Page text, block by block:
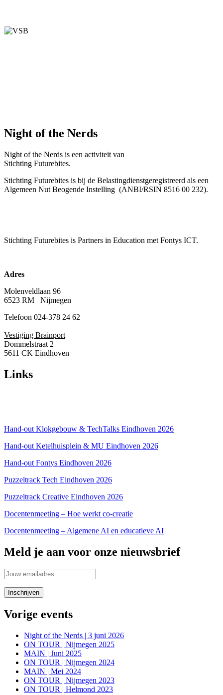
Night of the Nerds
Night of the Nerds is een activiteit van
Stichting Futurebites.
Stichting Futurebites is bij de Belastingdienstgeregistreerd als een
Algemeen Nut Beogende Instelling (ANBI/RSIN 8516 00 232).
Stichting Futurebites is Partners in Education met Fontys ICT.
Adres
Molenveldlaan 96
6523 RM Nijmegen
Telefoon 024-378 24 62
Vestiging Brainport
Dommelstraat 2
5611 CK Eindhoven
Links
Hand-out Klokgebouw & TechTalks Eindhoven 2026
Hand-out Ketelhuisplein & MU Eindhoven 2026
Hand-out Fontys Eindhoven 2026
Puzzeltrack Tech Eindhoven 2026
Puzzeltrack Creative Eindhoven 2026
Docentenmeeting – Hoe werkt co-creatie
Docentenmeeting – Algemene AI en educatieve AI
Meld je aan voor onze nieuwsbrief
Vorige events
Night of the Nerds | 3 juni 2026
ON TOUR | Nijmegen 2025
MAIN | Juni 2025
ON TOUR | Nijmegen 2024
MAIN | Mei 2024
ON TOUR | Nijmegen 2023
ON TOUR | Helmond 2023